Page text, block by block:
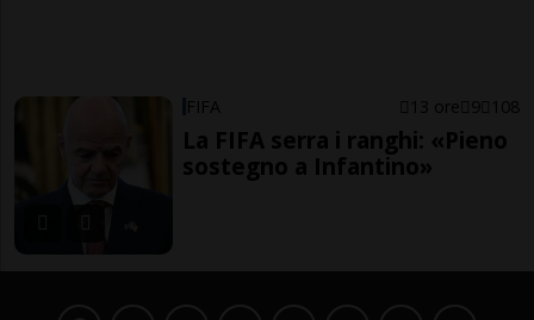
FIFA 13 ore 9 108
La FIFA serra i ranghi: «Pieno
sostegno a Infantino»